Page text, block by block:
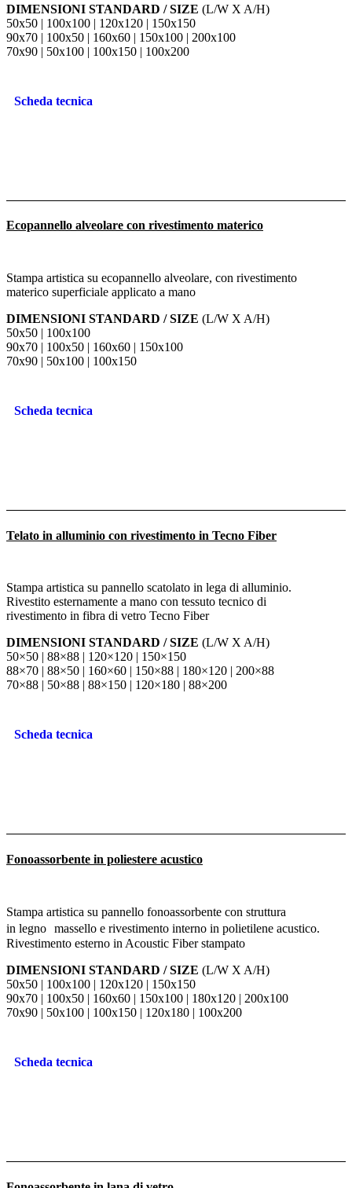
DIMENSIONI STANDARD / SIZE (L/W X A/H)
50x50 | 100x100 | 120x120 | 150x150
90x70 | 100x50 | 160x60 | 150x100 | 200x100
70x90 | 50x100 | 100x150 | 100x200
Scheda tecnica
Ecopannello alveolare con rivestimento materico
Stampa artistica su ecopannello alveolare, con rivestimento
materico superficiale applicato a mano
DIMENSIONI STANDARD / SIZE (L/W X A/H)
50x50 | 100x100
90x70 | 100x50 | 160x60 | 150x100
70x90 | 50x100 | 100x150
Scheda tecnica
Telato in alluminio con rivestimento in Tecno Fiber
Stampa artistica su pannello scatolato in lega di alluminio.
Rivestito esternamente a mano con tessuto tecnico di
rivestimento in fibra di vetro Tecno Fiber
DIMENSIONI STANDARD / SIZE (L/W X A/H)
50×50 | 88×88 | 120×120 | 150×150
88×70 | 88×50 | 160×60 | 150×88 | 180×120 | 200×88
70×88 | 50×88 | 88×150 | 120×180 | 88×200
Scheda tecnica
Fonoassorbente in poliestere acustico
Stampa artistica su pannello fonoassorbente con struttura
in legno massello e rivestimento interno in polietilene acustico.
Rivestimento esterno in Acoustic Fiber stampato
DIMENSIONI STANDARD / SIZE (L/W X A/H)
50x50 | 100x100 | 120x120 | 150x150
90x70 | 100x50 | 160x60 | 150x100 | 180x120 | 200x100
70x90 | 50x100 | 100x150 | 120x180 | 100x200
Scheda tecnica